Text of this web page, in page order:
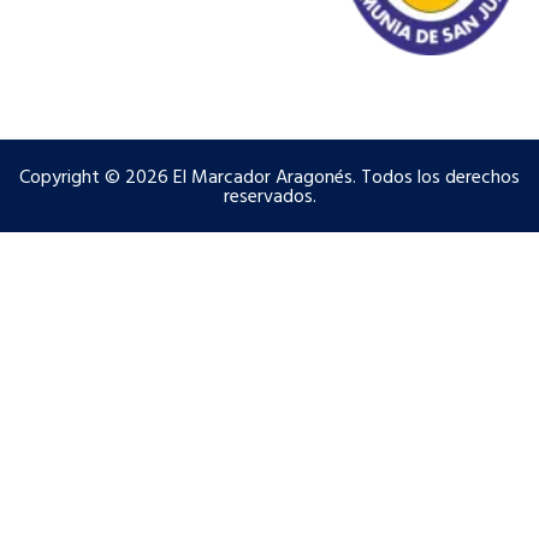
Copyright © 2026 El Marcador Aragonés. Todos los derechos
reservados.